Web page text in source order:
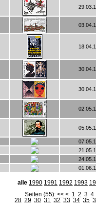
alle 1990 1991 1992 1993
Seiten (55): << < 1 2 3 4
28 29 30 31 32 33 34 35